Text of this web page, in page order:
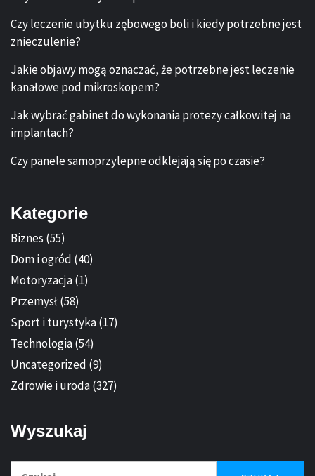
Czy leczenie ubytku zębowego boli i kiedy potrzebne jest
znieczulenie?
Jakie objawy mogą oznaczać, że potrzebne jest leczenie
kanałowe pod mikroskopem?
Jak wybrać gabinet do wykonania protezy całkowitej na
implantach?
Czy panele samoprzylepne odklejają się po czasie?
Kategorie
Biznes (55)
Dom i ogród (40)
Motoryzacja(1)
Przemysł(58)
Sport i turystyka(17)
Technologia(54)
Uncategorized (9)
Zdrowie i uroda(327)
Wyszukaj